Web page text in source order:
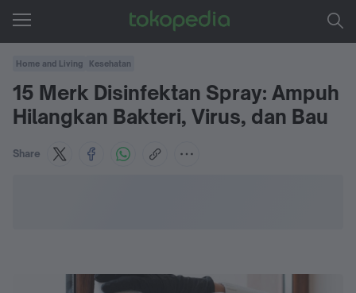
Home and Living Kesehatan
15 Merk Disinfektan Spray: Ampuh
Hilangkan Bakteri, Virus, dan Bau
Share